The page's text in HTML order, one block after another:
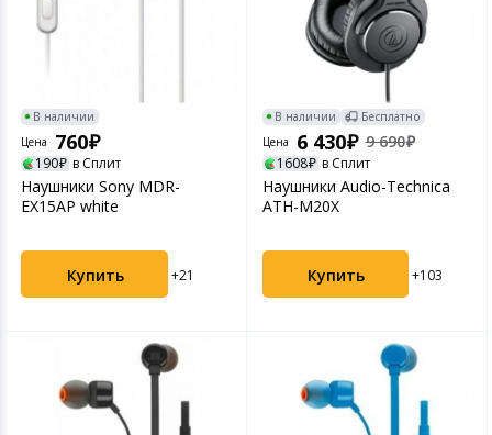
В наличии
Цена
760
190 в Сплит
Наушники Sony MDR-
EX15AP white
Купить +21
В наличии
Бесплатно
Цена
6 430 9 690
1608 в Сплит
Наушники Audio-Technica
ATH-M20X
Купить +103